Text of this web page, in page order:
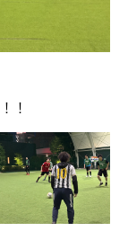
！​